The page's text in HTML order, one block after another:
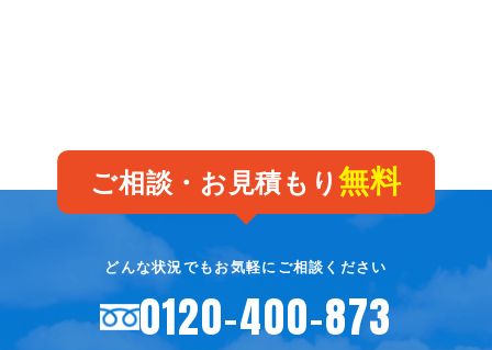
ご相談・お見積もり無料
どんな状況でもお気軽にご相談ください
0120-400-873